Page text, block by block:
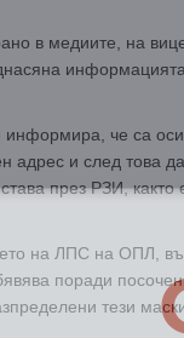
в медиите, на
че са
адрес и след това
през РЗИ, както
на ЛПС на ОПЛ,
поради
тези